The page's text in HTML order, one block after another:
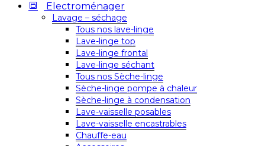
Electroménager
Lavage – séchage
Tous nos lave-linge
Lave-linge top
Lave-linge frontal
Lave-linge séchant
Tous nos Sèche-linge
Sèche-linge pompe à chaleur
Sèche-linge à condensation
Lave-vaisselle posables
Lave-vaisselle encastrables
Chauffe-eau